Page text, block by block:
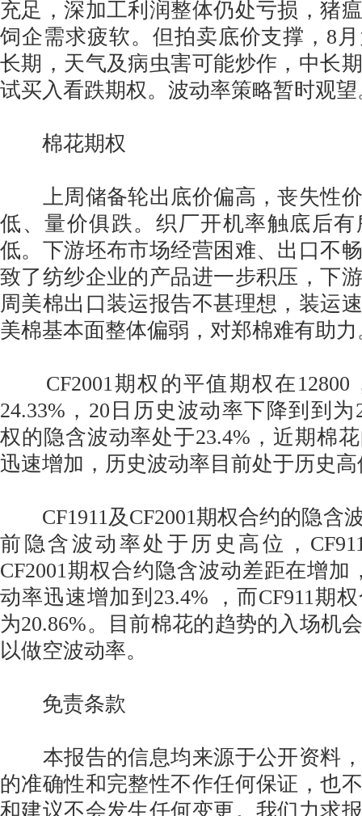
充足，深加工利润整体仍处亏损，猪
饲企需求疲软。但拍卖底价支撑，8
长期，天气及病虫害可能炒作，中长
试买入看跌期权。波动率策略暂时观望
棉花期权
上周储备轮出底价偏高，丧失性价
低、量价俱跌。织厂开机率触底后
低。下游坯布市场经营困难、出口不
致了纺纱企业的产品进一步积压，下
周美棉出口装运报告不甚理想，装运
美棉基本面整体偏弱，对郑棉难有助力
CF2001期权的平值期权在12800
24.33%，20日历史波动率下降到到为
权的隐含波动率处于23.4%，近期棉
迅速增加，历史波动率目前处于历史
CF1911及CF2001期权合约的隐含
前隐含波动率处于历史高位，
CF2001期权合约隐含波动差距在增加
动率迅速增加到23.4% ，而CF911期
为20.86%。目前棉花的趋势的入场机
以做空波动率。
免责条款
本报告的信息均来源于公开资料，
的准确性和完整性不作任何保证，也
和建议不会发生任何变更。我们力求